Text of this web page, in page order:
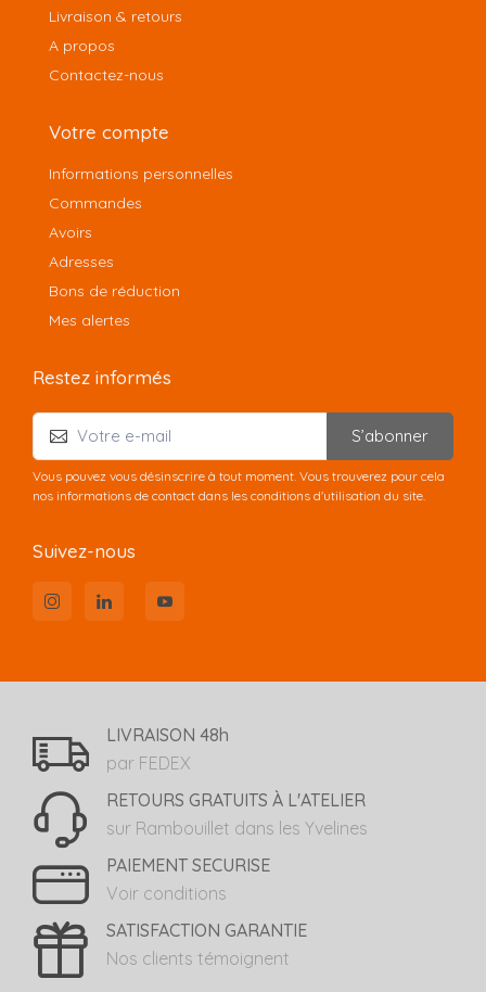
Livraison & retours
A propos
Contactez-nous
Votre compte
Informations personnelles
Commandes
Avoirs
Adresses
Bons de réduction
Mes alertes
Restez informés
S’abonner
Vous pouvez vous désinscrire à tout moment. Vous trouverez pour cela
nos informations de contact dans les conditions d'utilisation du site.
Suivez-nous
LIVRAISON 48h
par FEDEX
RETOURS GRATUITS À L'ATELIER
sur Rambouillet dans les Yvelines
PAIEMENT SECURISE
Voir conditions
SATISFACTION GARANTIE
Nos clients témoignent